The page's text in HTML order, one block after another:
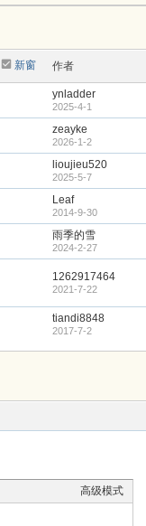
新窗 作者
ynladder
2025-4-1
zeayke
2026-1-2
lioujieu520
2025-5-7
Leaf
2014-9-30
雨季的雪
2024-2-27
1262917464
2021-7-22
tiandi8848
2017-7-2
高级模式